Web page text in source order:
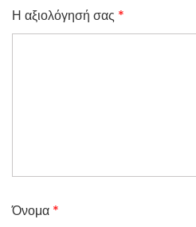
Η αξιολόγησή σας *
Όνομα *